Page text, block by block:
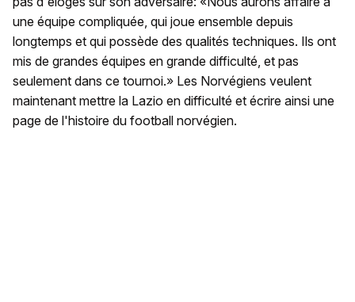
une équipe compliquée, qui joue ensemble depuis
longtemps et qui possède des qualités techniques. Ils ont
mis de grandes équipes en grande difficulté, et pas
seulement dans ce tournoi.» Les Norvégiens veulent
maintenant mettre la Lazio en difficulté et écrire ainsi une
page de l'histoire du football norvégien.